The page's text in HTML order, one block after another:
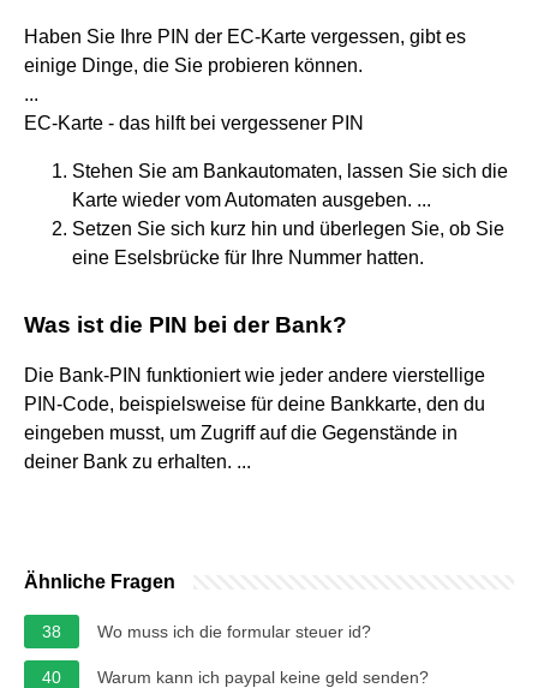
Haben Sie Ihre PIN der EC-Karte vergessen, gibt es
einige Dinge, die Sie probieren können.
...
EC-Karte - das hilft bei vergessener PIN
Stehen Sie am Bankautomaten, lassen Sie sich die
Karte wieder vom Automaten ausgeben. ...
Setzen Sie sich kurz hin und überlegen Sie, ob Sie
eine Eselsbrücke für Ihre Nummer hatten.
Was ist die PIN bei der Bank?
Die Bank-PIN funktioniert wie jeder andere vierstellige
PIN-Code, beispielsweise für deine Bankkarte, den du
eingeben musst, um Zugriff auf die Gegenstände in
deiner Bank zu erhalten. ...
Ähnliche Fragen
38 Wo muss ich die formular steuer id?
40 Warum kann ich paypal keine geld senden?